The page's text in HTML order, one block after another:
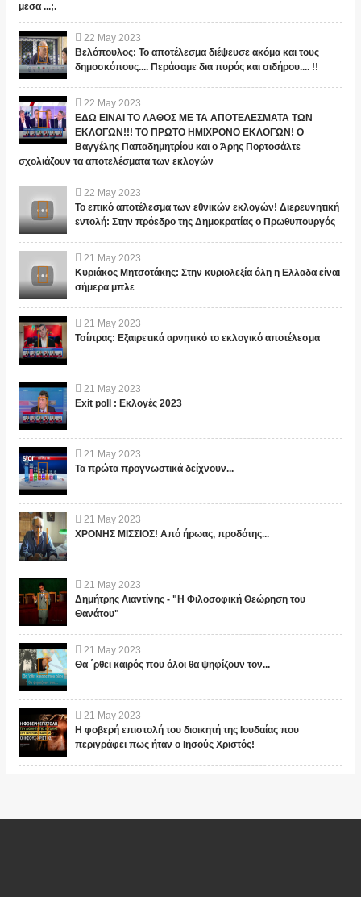
μεσα ...;.
22 May 2023
Βελόπουλος: Το αποτέλεσμα διέψευσε ακόμα και τους
δημοσκόπους.... Περάσαμε δια πυρός και σιδήρου.... !!
22 May 2023
ΕΔΩ ΕΙΝΑΙ ΤΟ ΛΑΘΟΣ ΜΕ ΤΑ ΑΠΟΤΕΛΕΣΜΑΤΑ ΤΩΝ
ΕΚΛΟΓΩΝ!!! ΤΟ ΠΡΩΤΟ ΗΜΙΧΡΟΝΟ ΕΚΛΟΓΩΝ! Ο
Βαγγέλης Παπαδημητρίου και ο Άρης Πορτοσάλτε
σχολιάζουν τα αποτελέσματα των εκλογών
22 May 2023
Το επικό αποτέλεσμα των εθνικών εκλογών! Διερευνητική
εντολή: Στην πρόεδρο της Δημοκρατίας ο Πρωθυπουργός
21 May 2023
Κυριάκος Μητσοτάκης: Στην κυριολεξία όλη η Ελλαδα είναι
σήμερα μπλε
21 May 2023
Τσίπρας: Εξαιρετικά αρνητικό το εκλογικό αποτέλεσμα
21 May 2023
Exit poll : Εκλογές 2023
21 May 2023
Τα πρώτα προγνωστικά δείχνουν...
21 May 2023
ΧΡΟΝΗΣ ΜΙΣΣΙΟΣ! Από ήρωας, προδότης...
21 May 2023
Δημήτρης Λιαντίνης - "Η Φιλοσοφική Θεώρηση του
Θανάτου"
21 May 2023
Θα ΄ρθει καιρός που όλοι θα ψηφίζουν τον...
21 May 2023
Η φοβερή επιστολή του διοικητή της Ιουδαίας που
περιγράφει πως ήταν ο Ιησούς Χριστός!